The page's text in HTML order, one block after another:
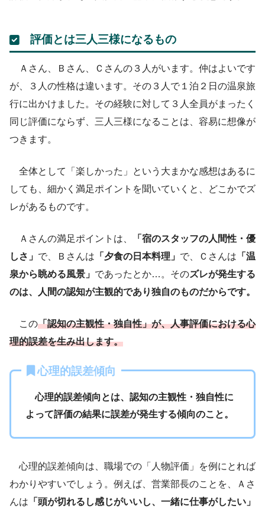
評価とは三人三様になるもの
Ａさん、Ｂさん、Ｃさんの３人がいます。仲はよいです
が、３人の性格は違います。その３人で１泊２日の温泉旅
行に出かけました。その経験に対して３人全員がまったく
同じ評価にならず、三人三様になることは、容易に想像が
つきます。
全体として「楽しかった」という大まかな感想はあるに
しても、細かく満足ポイントを聞いていくと、どこかでズ
レがあるものです。
Ａさんの満足ポイントは、
「宿のスタッフの人間性・優
しさ」 で、Ｂさんは 「夕食の日本料理」 で、Ｃさんは 「温
泉から眺める風景」 であったとか…。そのズレが発生する
のは、人間の認知が主観的であり独自のものだからです。
この「認知の主観性・独自性」が、人事評価における心
理的誤差を生み出します。
心理的誤差傾向
心理的誤差傾向とは、認知の主観性・独自性に
よって評価の結果に誤差が発生する傾向のこと。
心理的誤差傾向は、職場での「人物評価」を例にとれば
わかりやすいでしょう。例えば、営業部長のことを、Ａさ
んは 「頭が切れるし感じがいいし、一緒に仕事がしたい」